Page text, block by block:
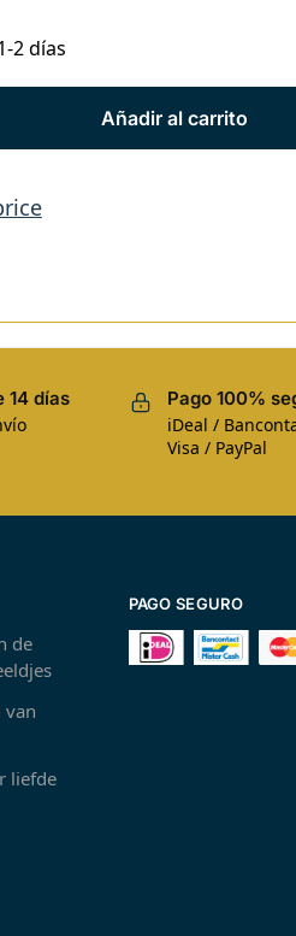
2 días
Añadir al carrito
14 días
Pago 100%
iDeal /
Visa / PayPal
de
van
liefde
PAGO SEGURO